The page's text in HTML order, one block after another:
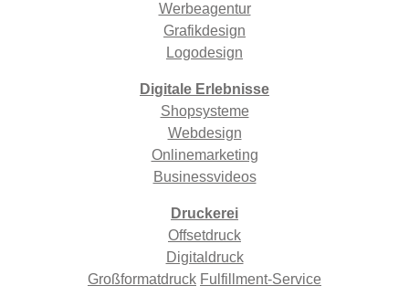
Werbeagentur
Grafikdesign
Logodesign
Digitale Erlebnisse
Shopsysteme
Webdesign
Onlinemarketing
Businessvideos
Druckerei
Offsetdruck
Digitaldruck
Großformatdruck Fulfillment-Service